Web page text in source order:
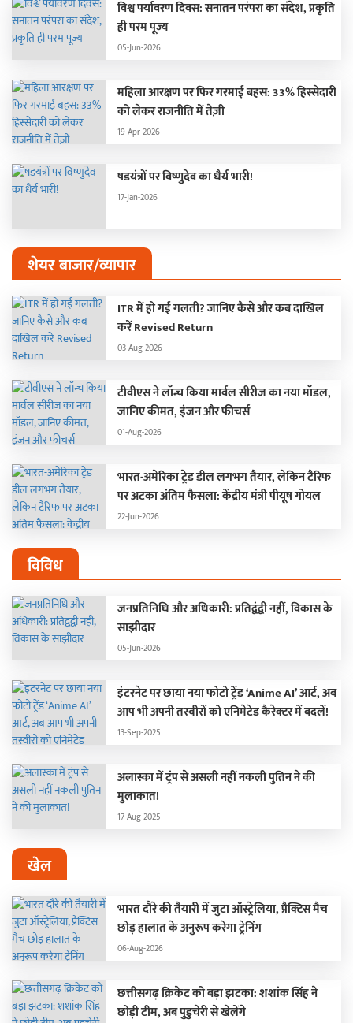
विश्व पर्यावरण दिवस: सनातन परंपरा का संदेश, प्रकृति
ही परम पूज्य
05-Jun-2026
महिला आरक्षण पर फिर गरमाई बहस: 33% हिस्सेदारी
को लेकर राजनीति में तेज़ी
19-Apr-2026
षडयंत्रों पर विष्णुदेव का धैर्य भारी!
17-Jan-2026
शेयर बाजार/व्यापार
ITR में हो गई गलती? जानिए कैसे और कब दाखिल
करें Revised Return
03-Aug-2026
टीवीएस ने लॉन्च किया मार्वल सीरीज का नया मॉडल,
जानिए कीमत, इंजन और फीचर्स
01-Aug-2026
भारत-अमेरिका ट्रेड डील लगभग तैयार, लेकिन टैरिफ
पर अटका अंतिम फैसला: केंद्रीय मंत्री पीयूष गोयल
22-Jun-2026
विविध
जनप्रतिनिधि और अधिकारी: प्रतिद्वंद्वी नहीं, विकास के
साझीदार
05-Jun-2026
इंटरनेट पर छाया नया फोटो ट्रेंड ‘Anime AI’ आर्ट, अब
आप भी अपनी तस्वीरों को एनिमेटेड कैरेक्टर में बदलें!
13-Sep-2025
अलास्का में ट्रंप से असली नहीं नकली पुतिन ने की
मुलाकात!
17-Aug-2025
खेल
भारत दौरे की तैयारी में जुटा ऑस्ट्रेलिया, प्रैक्टिस मैच
छोड़ हालात के अनुरूप करेगा ट्रेनिंग
06-Aug-2026
छत्तीसगढ़ क्रिकेट को बड़ा झटका: शशांक सिंह ने
छोड़ी टीम, अब पुडुचेरी से खेलेंगे